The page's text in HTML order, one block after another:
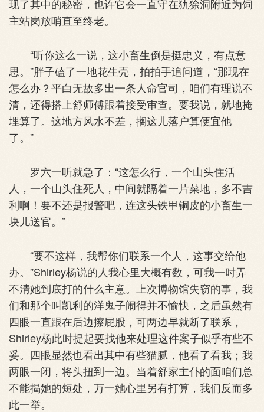
现了其中的秘密，也许它会一直守在犰狳洞附近为饲
主站岗放哨直至终老。
“听你这么一说，这小畜生倒是挺忠义，有点意
思。”胖子磕了一地花生壳，拍拍手追问道，“那现在
怎么办？平白无故多出一条人命官司，咱们有理说不
清，还得搭上舒师傅跟着接受审查。要我说，就地掩
埋算了。这地方风水不差，搁这儿落户算便宜他
了。”
罗六一听就急了：“这怎么行，一个山头住活
人，一个山头住死人，中间就隔着一片菜地，多不吉
利啊！要不还是报警吧，连这头铁甲铜皮的小畜生一
块儿送官。”
“要不这样，我帮你们联系一个人，这事交给他
办。”Shirley杨说的人我心里大概有数，可我一时弄
不清她到底打的什么主意。上次博物馆失窃的事，我
们和那个叫凯利的洋鬼子闹得并不愉快，之后虽然有
四眼一直跟在后边擦屁股，可两边早就断了联系，
Shirley杨此时提起要找他来处理这件案子似乎有些不
妥。四眼显然也看出其中有些猫腻，他看了看我；我
两眼一闭，将头扭到一边。当着舒家主仆的面咱们总
不能揭她的短处，万一她心里另有打算，我们反而多
此一举。